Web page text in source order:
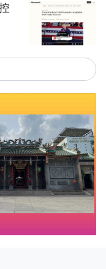
签发第26/GP-CBC号许可
氏云英、杨文光、阮德显、